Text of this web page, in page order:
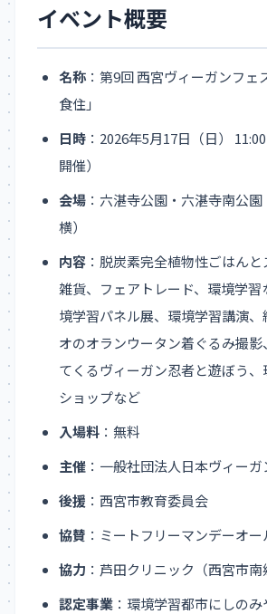
イベント概要
名称 ：第9回 西宮ヴィーガンフェ
食住」
日時 ：2026年5月17日（日）
開催）
会場 ：六湛寺公園・六湛寺南公
横）
内容 ：脱炭素完全植物性ごはん
雑貨、フェアトレード、環境学習
境学習パネル展、環境学習講演
オのオランウータン着ぐるみ撮影
てくるヴィーガン忍者と遊ぼう、
ショップなど
入場料 ：無料
主催 ：一般社団法人日本ヴィー
後援 ：西宮市教育委員会
協賛 ：ミートフリーマンデーオ
協力 ：芦田クリニック（西宮市南
認定事業 ：環境学習都市にしの